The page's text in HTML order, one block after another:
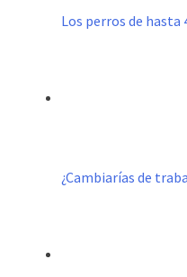
Los perros de
¿Cambiarías de